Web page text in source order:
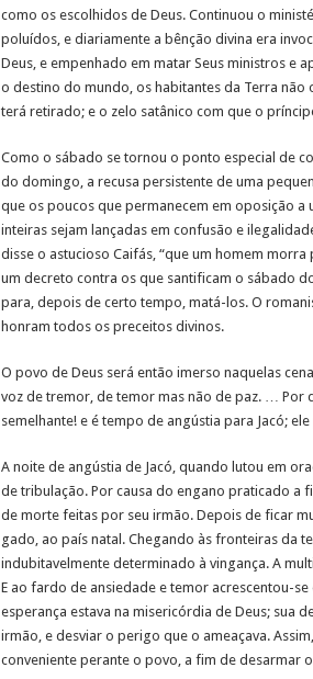
como os escolhidos de Deus. Continuou o
poluídos, e diariamente a bênção divina era
Deus, e empenhado em matar Seus ministros e
o destino do mundo, os habitantes da Terra
terá retirado; e o zelo satânico com que o
Como o sábado se tornou o ponto especial de
do domingo, a recusa persistente de uma
que os poucos que permanecem em oposição
inteiras sejam lançadas em confusão e
disse o astucioso Caifás, “que um homem
um decreto contra os que santificam o sábado
para, depois de certo tempo, matá-los. O
honram todos os preceitos divinos.
O povo de Deus será então imerso naquelas
voz de tremor, de temor mas não de paz. … Por
semelhante! e é tempo de angústia para Jacó;
A noite de angústia de Jacó, quando lutou em
de tribulação. Por causa do engano praticado a
de morte feitas por seu irmão. Depois de ficar
gado, ao país natal. Chegando às fronteiras da
indubitavelmente determinado à vingança. A
E ao fardo de ansiedade e temor acrescentou-
esperança estava na misericórdia de Deus; sua
irmão, e desviar o perigo que o ameaçava.
conveniente perante o povo, a fim de desarmar